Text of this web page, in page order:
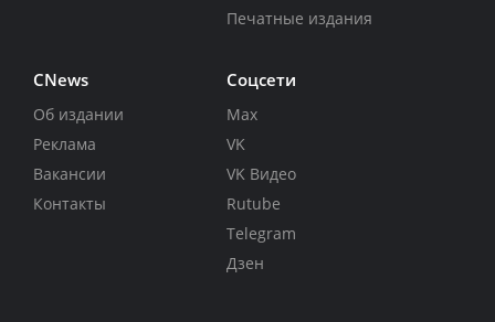
Печатные издания
CNews
Об издании
Реклама
Вакансии
Контакты
Соцсети
Max
VK
VK Видео
Rutube
Telegram
Дзен